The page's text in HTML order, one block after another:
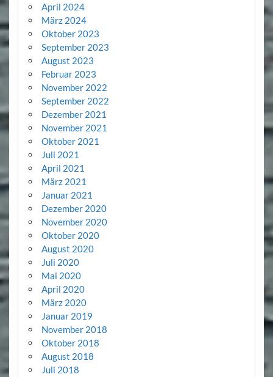
April 2024
März 2024
Oktober 2023
September 2023
August 2023
Februar 2023
November 2022
September 2022
Dezember 2021
November 2021
Oktober 2021
Juli 2021
April 2021
März 2021
Januar 2021
Dezember 2020
November 2020
Oktober 2020
August 2020
Juli 2020
Mai 2020
April 2020
März 2020
Januar 2019
November 2018
Oktober 2018
August 2018
Juli 2018